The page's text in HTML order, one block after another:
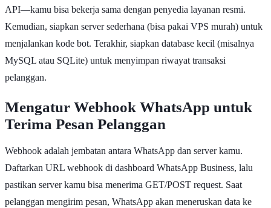
API—kamu bisa bekerja sama dengan penyedia layanan resmi.
Kemudian, siapkan server sederhana (bisa pakai VPS murah) untuk
menjalankan kode bot. Terakhir, siapkan database kecil (misalnya
MySQL atau SQLite) untuk menyimpan riwayat transaksi
pelanggan.
Mengatur Webhook WhatsApp untuk
Terima Pesan Pelanggan
Webhook adalah jembatan antara WhatsApp dan server kamu.
Daftarkan URL webhook di dashboard WhatsApp Business, lalu
pastikan server kamu bisa menerima GET/POST request. Saat
pelanggan mengirim pesan, WhatsApp akan meneruskan data ke